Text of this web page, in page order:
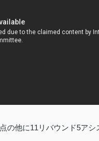
の他に11リバウンド5アシ